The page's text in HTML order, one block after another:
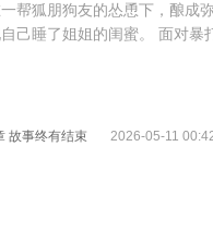
帮狐朋狗友的怂恿下，酿成
己睡了姐姐的闺蜜。 面对暴
故事终有结束 2026-05-11